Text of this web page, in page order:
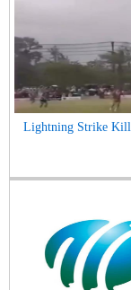
Lightning Strike